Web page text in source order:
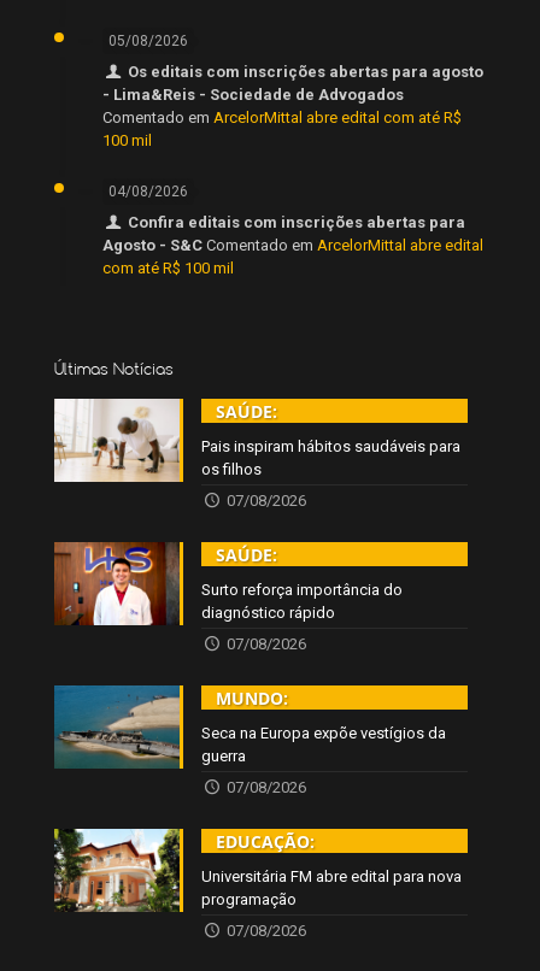
05/08/2026
Os editais com inscrições abertas para agosto
- Lima&Reis - Sociedade de Advogados
Comentado em ArcelorMittal abre edital com até R$
100 mil
04/08/2026
Confira editais com inscrições abertas para
Agosto - S&C Comentado em ArcelorMittal abre edital
com até R$ 100 mil
Últimas Notícias
SAÚDE:
Pais inspiram hábitos saudáveis para
os filhos
07/08/2026
SAÚDE:
Surto reforça importância do
diagnóstico rápido
07/08/2026
MUNDO:
Seca na Europa expõe vestígios da
guerra
07/08/2026
EDUCAÇÃO:
Universitária FM abre edital para nova
programação
07/08/2026